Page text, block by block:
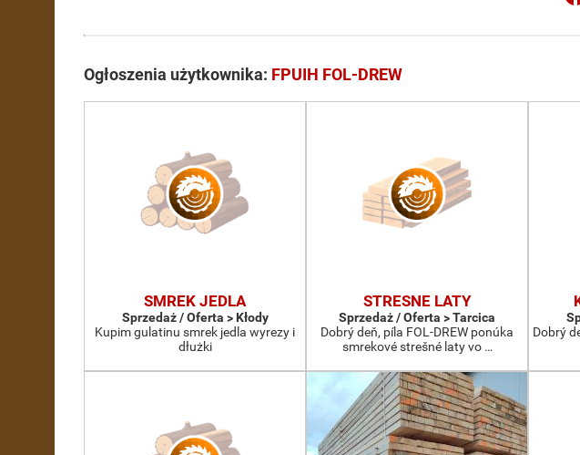
Ogłoszenia użytkownika: FPUIH FOL-DREW
SMREK JEDLA
Sprzedaż / Oferta > Kłody
Kupim gulatinu smrek jedla wyrezy i
dłużki
STRESNE LATY
Sprzedaż / Oferta > Tarcica
Dobrý deň, píla FOL-DREW ponúka
smrekové strešné laty vo …
Dobrý